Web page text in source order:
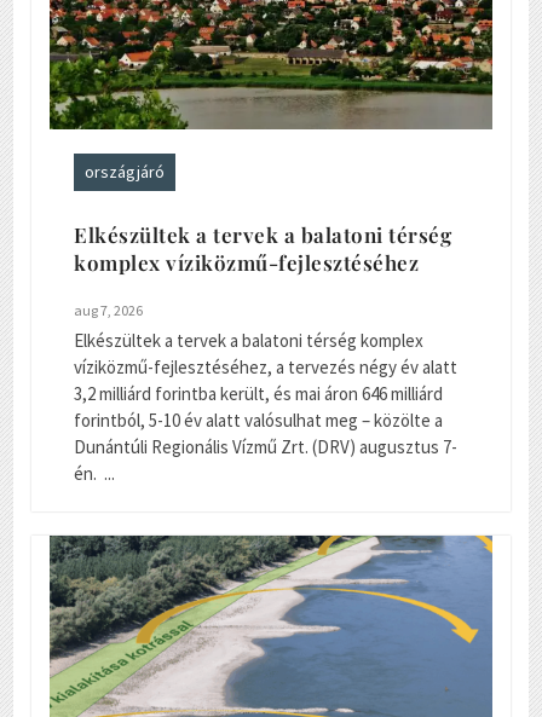
országjáró
Elkészültek a tervek a balatoni térség
komplex víziközmű-fejlesztéséhez
aug 7, 2026
Elkészültek a tervek a balatoni térség komplex
víziközmű-fejlesztéséhez, a tervezés négy év alatt
3,2 milliárd forintba került, és mai áron 646 milliárd
forintból, 5-10 év alatt valósulhat meg – közölte a
Dunántúli Regionális Vízmű Zrt. (DRV) augusztus 7-
én. ...